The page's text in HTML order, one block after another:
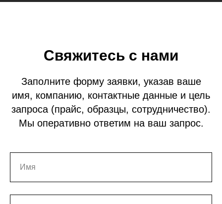
Свяжитесь с нами
Заполните форму заявки, указав ваше
имя, компанию, контактные данные и цель
запроса (прайс, образцы, сотрудничество).
Мы оперативно ответим на ваш запрос.
Имя